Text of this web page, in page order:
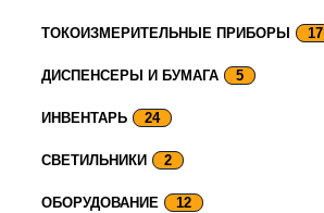
ТОКОИЗМЕРИТЕЛЬНЫЕ ПРИБОРЫ 17
ДИСПЕНСЕРЫ И БУМАГА 5
ИНВЕНТАРЬ 24
СВЕТИЛЬНИКИ 2
ОБОРУДОВАНИЕ 12